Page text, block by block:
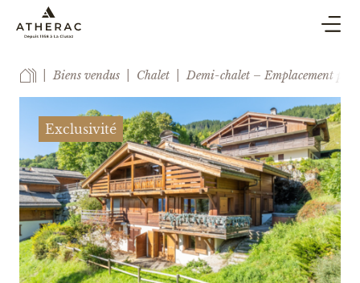
SYNDIC
LOCATION DE VACANCES
BLOG
AGENCE
ESTIMER
CONTACT
Biens vendus Chalet Demi-chalet – Emplacement
Exclusivité